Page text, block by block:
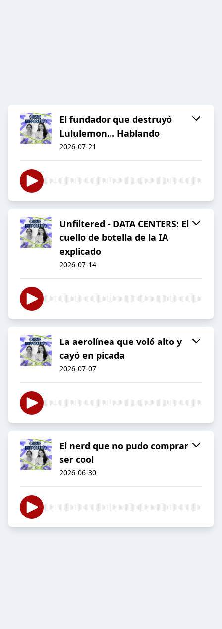
El fundador que destruyó
Lululemon... Hablando
2026-07-21
Unfiltered - DATA CENTERS: El
cuello de botella de la IA
explicado
2026-07-14
La aerolínea que voló alto y
cayó en picada
2026-07-07
El nerd que no pudo comprar
ser cool
2026-06-30